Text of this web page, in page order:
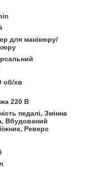
для манікюру/
об/хв
220 В
педалі, Змінна
Вбудований
Реверс